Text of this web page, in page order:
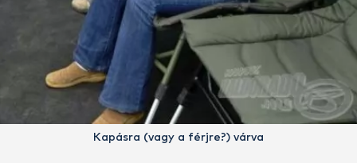
Kapásra (vagy a férjre?) várva